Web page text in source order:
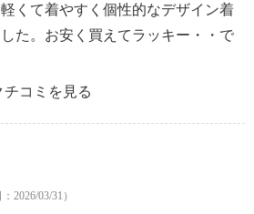
くて着やすく個性的なデザイン着
た。お安く買えてラッキー・・で
コミを見る
2026/03/31）